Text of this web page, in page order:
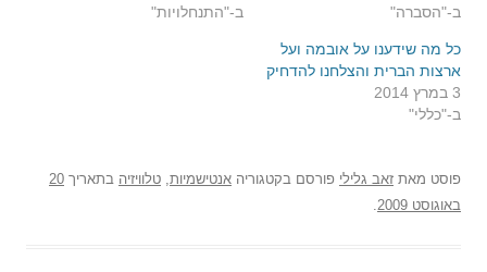
ב-"הסברה"
ב-"התנחלויות"
כל מה שידענו על אובמה ועל
ארצות הברית והצלחנו להדחיק
3 במרץ 2014
ב-"כללי"
פוסט מאת זאב גלילי פורסם בקטגוריה אנטישמיות טלוויזיה בתאריך 20
באוגוסט 2009